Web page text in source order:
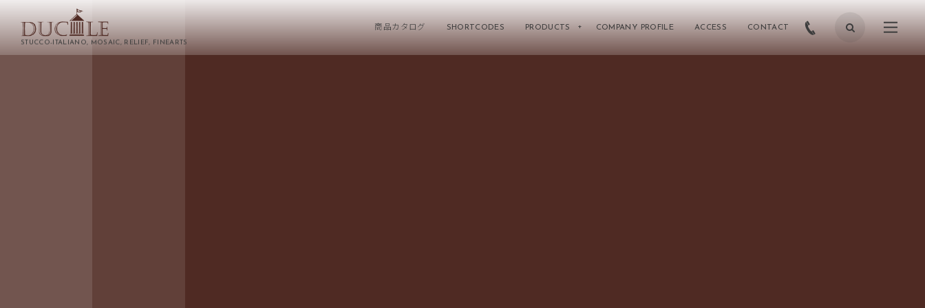
STUCCO-ITALIANO, MOSAIC, RELIEF, FINEARTS
商品カタログ SHORTCODES PRODUCTS COMPANY PROFILE ACCESS CONTACT